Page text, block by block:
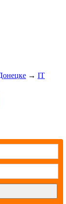
→ IT